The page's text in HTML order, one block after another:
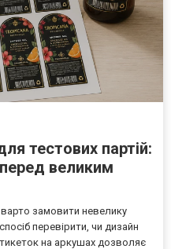
тестових партій:
великим
замовити невелику
перевірити, чи дизайн
на аркушах дозволяє